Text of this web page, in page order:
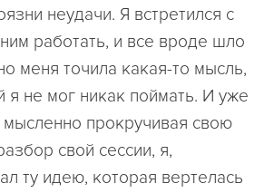
неудачи. Я встретился с
работать, и все вроде шло
меня точила какая-то мысль,
я не мог никак поймать. И уже
прокручивая свою
свой сессии, я,
ту идею, которая вертелась